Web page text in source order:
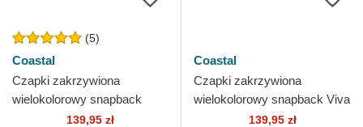
(5)
Coastal
Czapki zakrzywiona
wielokolorowy snapback
Surfing Is Dead HFT Coastal
139,95 zł
Coastal
Czapki zakrzywiona
wielokolorowy snapback Viva
La Surfeando HFT Coastal
139,95 zł